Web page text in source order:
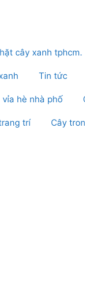
cây xanh tphcm.
Tin tức
vỉa hè nhà phố
trí Cây